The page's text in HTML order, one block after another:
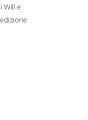
Will e